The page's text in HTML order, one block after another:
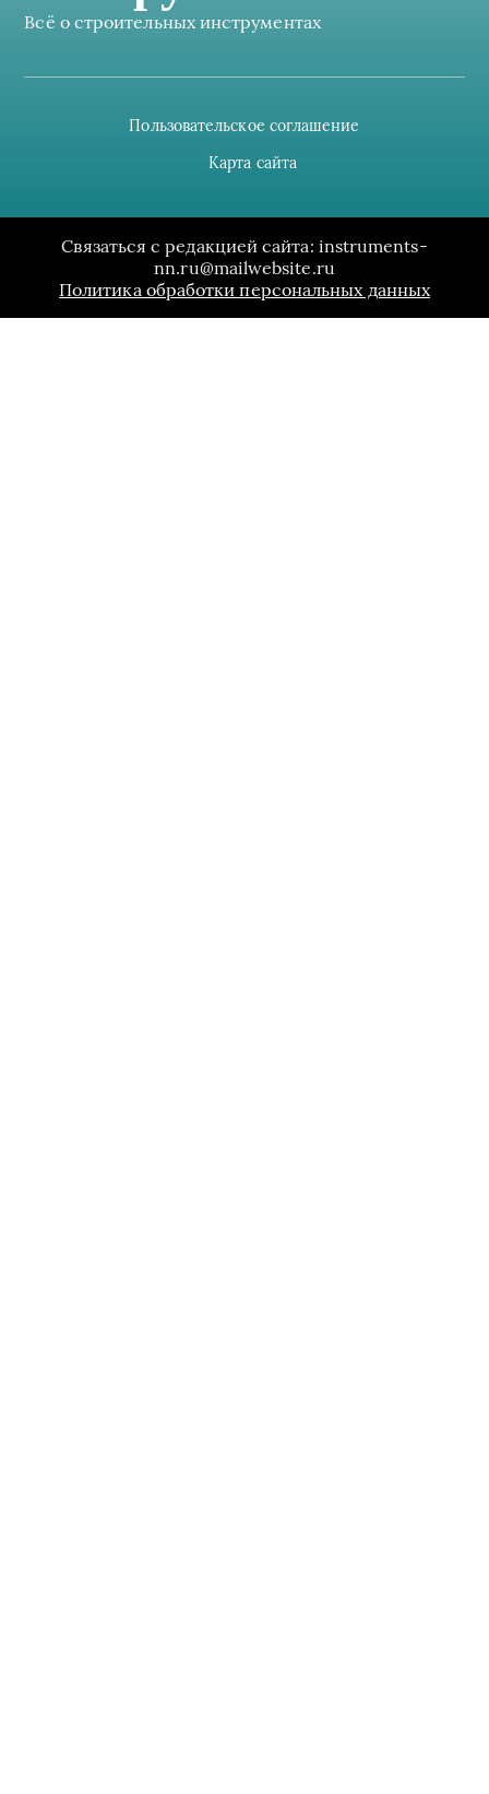
Всё о строительных инструментах
Пользовательское соглашение
Карта сайта
Связаться с редакцией сайта: instruments-
nn.ru@mailwebsite.ru
Политика обработки персональных данных